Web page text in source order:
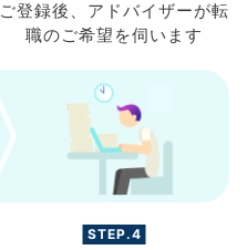
ご登録後、 アドバイザーが転
職のご希望を伺います
STEP.4